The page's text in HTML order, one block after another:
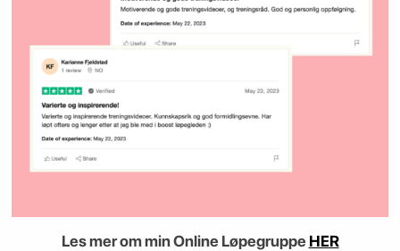
Les mer om min Online Løpegruppe HER